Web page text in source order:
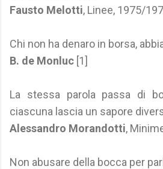
Fausto Melotti, Linee, 1975/
Chi non ha denaro in borsa,
B. de Monluc [1]
La stessa parola passa di
ciascuna lascia un sapore
Alessandro Morandotti,
Non abusare della bocca per